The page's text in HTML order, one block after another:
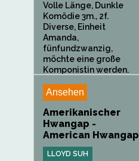
Volle Länge, Dunkle
Komödie 3m., 2f.
Diverse, Einheit
Amanda,
fünfundzwanzig,
möchte eine große
Komponistin werden.
Ansehen
Amerikanischer
Hwangap -
American Hwangap
LLOYD SUH